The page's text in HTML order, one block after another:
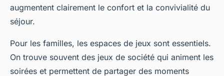
augmentent clairement le confort et la convivialité du
séjour.
Pour les familles, les espaces de jeux sont essentiels.
On trouve souvent des jeux de société qui animent les
soirées et permettent de partager des moments